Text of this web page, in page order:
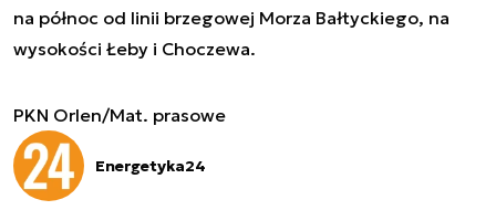
na północ od linii brzegowej Morza Bałtyckiego, na
wysokości Łeby i Choczewa.
PKN Orlen/Mat. prasowe
Energetyka24